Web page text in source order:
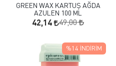
GREEN WAX KARTUŞ AĞDA
AZULEN 100 ML
42,14 49,00
%14 İNDIRIM